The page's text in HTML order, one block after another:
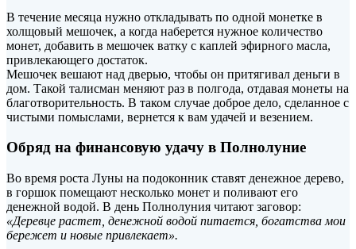
В течение месяца нужно откладывать по одной монетке в
холщовый мешочек, а когда наберется нужное количество
монет, добавить в мешочек ватку с каплей эфирного масла,
привлекающего достаток.
Мешочек вешают над дверью, чтобы он притягивал деньги в
дом. Такой талисман меняют раз в полгода, отдавая монеты на
благотворительность. В таком случае доброе дело, сделанное с
чистыми помыслами, вернется к вам удачей и везением.
Обряд на финансовую удачу в Полнолуние
Во время роста Луны на подоконник ставят денежное дерево,
в горшок помещают несколько монет и поливают его
денежной водой. В день Полнолуния читают заговор:
«Деревце растет, денежной водой питается, богатства мои
бережет и новые привлекает».